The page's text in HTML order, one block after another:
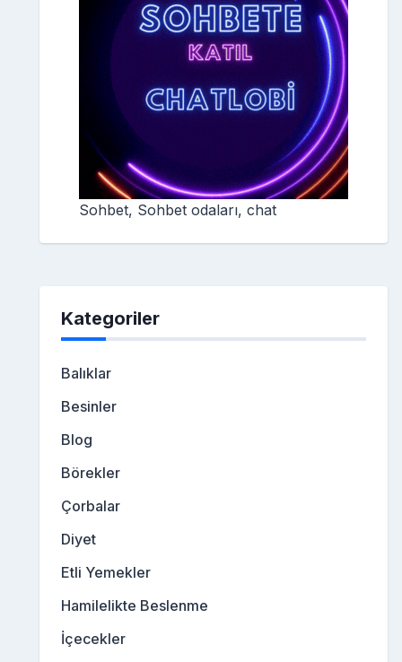
Sohbet, Sohbet odaları, chat
Kategoriler
Balıklar
Besinler
Blog
Börekler
Çorbalar
Diyet
Etli Yemekler
Hamilelikte Beslenme
İçecekler